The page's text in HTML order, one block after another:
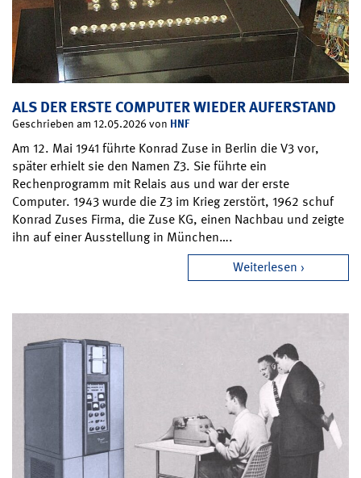
ALS DER ERSTE COMPUTER WIEDER AUFERSTAND
Geschrieben am 12.05.2026 von HNF
Am 12. Mai 1941 führte Konrad Zuse in Berlin die V3 vor,
später erhielt sie den Namen Z3. Sie führte ein
Rechenprogramm mit Relais aus und war der erste
Computer. 1943 wurde die Z3 im Krieg zerstört, 1962 schuf
Konrad Zuses Firma, die Zuse KG, einen Nachbau und zeigte
ihn auf einer Ausstellung in München….
Weiterlesen